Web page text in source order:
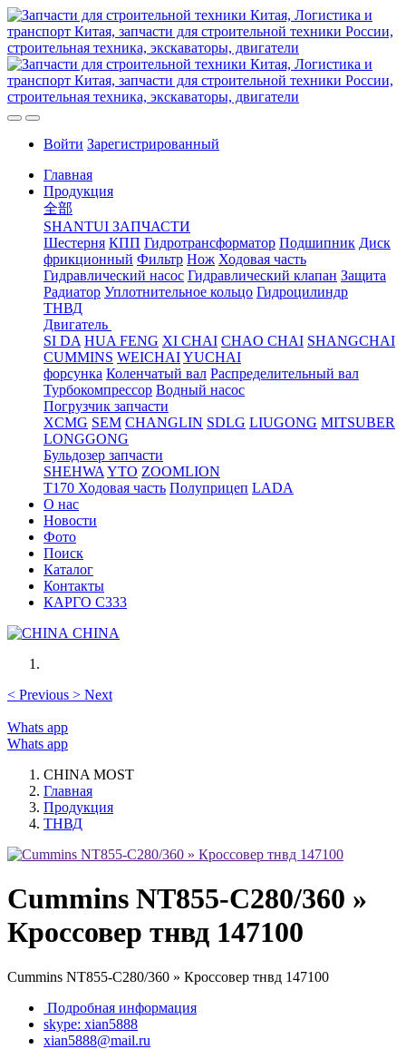
Войти Зарегистрированный
Главная
Продукция
全部
SHANTUI ЗАПЧАСТИ
Шестерня КПП Гидротрансформатор Подшипник Диск
фрикционный Фильтр Нож Ходовая часть
Гидравлический насос Гидравлический клапан Защита
Радиатор Уплотнительное кольцо Гидроцилиндр
ТНВД
Двигатель
SI DA HUA FENG XI CHAI CHAO CHAI SHANGCHAI
CUMMINS WEICHAIYUCHAI
форсунка Коленчатый вал Распределительный вал
Турбокомпрессор Водный насос
Погрузчик запчасти
XCMG SEM CHANGLIN SDLG LIUGONG MITSUBER
LONGGONG
Бульдозер запчасти
SHEHWA YTO ZOOMLION
T170 Ходовая часть Полуприцеп LADA
О нас
Новости
Фото
Поиск
Каталог
Контакты
КАРГО С333
CHINA
< Previous > Next
Whats app
Whats app
CHINA MOST
Главная
Продукция
ТНВД
Cummins NT855-C280/360 »
Кроссовер тнвд 147100
Cummins NT855-C280/360 » Кроссовер тнвд 147100
Подробная информация
skype: xian5888
xian5888@mail.ru